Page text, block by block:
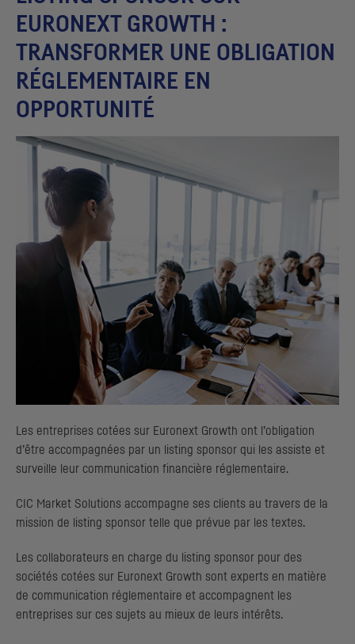
EURONEXT GROWTH :
TRANSFORMER UNE OBLIGATION
RÉGLEMENTAIRE EN
OPPORTUNITÉ
Les entreprises cotées sur Euronext Growth ont l’obligation
d’être accompagnées par un listing sponsor qui les assiste et
surveille leur communication financière réglementaire.
CIC Market Solutions accompagne ses clients au travers de la
mission de listing sponsor telle que prévue par les textes.
Les collaborateurs en charge du listing sponsor pour des
sociétés cotées sur Euronext Growth sont experts en matière
de communication réglementaire et accompagnent les
entreprises sur ces sujets au mieux de leurs intérêts.